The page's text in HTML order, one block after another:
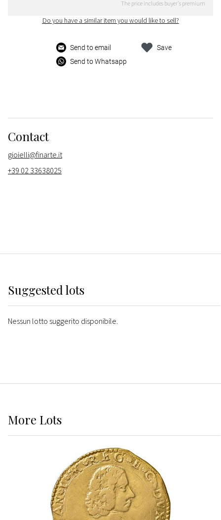
The price includes buyer's premium
Do you have a similar item you would like to sell?
Send to email
Send to Whatsapp
Save
Contact
gioielli@finarte.it
+39 02 33638025
Suggested lots
Nessun lotto suggerito disponibile.
More Lots